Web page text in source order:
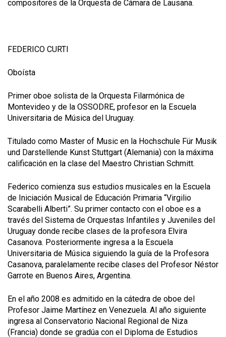
compositores de la Orquesta de Cámara de Lausana.
FEDERICO CURTI
Oboísta
Primer oboe solista de la Orquesta Filarmónica de
Montevideo y de la OSSODRE, profesor en la Escuela
Universitaria de Música del Uruguay.
Titulado como Master of Music en la Hochschule Für Musik
und Darstellende Kunst Stuttgart (Alemania) con la máxima
calificación en la clase del Maestro Christian Schmitt.
Federico comienza sus estudios musicales en la Escuela
de Iniciación Musical de Educación Primaria “Virgilio
Scarabelli Alberti”. Su primer contacto con el oboe es a
través del Sistema de Orquestas Infantiles y Juveniles del
Uruguay donde recibe clases de la profesora Elvira
Casanova. Posteriormente ingresa a la Escuela
Universitaria de Música siguiendo la guía de la Profesora
Casanova, paralelamente recibe clases del Profesor Néstor
Garrote en Buenos Aires, Argentina.
En el año 2008 es admitido en la cátedra de oboe del
Profesor Jaime Martínez en Venezuela. Al año siguiente
ingresa al Conservatorio Nacional Regional de Niza
(Francia) donde se gradúa con el Diploma de Estudios